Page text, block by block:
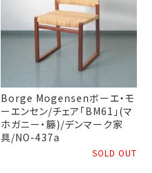
Borge Mogensenボーエ・モ
ーエンセン/チェア「BM61」(マ
ホガニー・籐)/デンマーク家
具/NO-437a
SOLD OUT